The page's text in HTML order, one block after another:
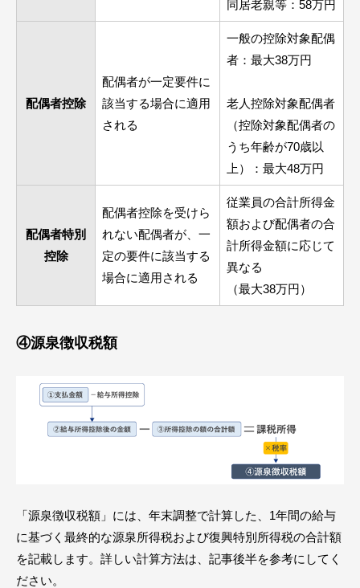
同居老親等：58万円
配偶者控除
配偶者が一定要件に
該当する場合に適用
される
一般の控除対象配偶
者：最大38万円
老人控除対象配偶者
（控除対象配偶者の
うち年齢が70歳以
上）：最大48万円
配偶者特別
控除
配偶者控除を受けら
れない配偶者が、一
定の要件に該当する
場合に適用される
従業員の合計所得金
額および配偶者の合
計所得金額に応じて
異なる
（最大38万円）
④源泉徴収税額
「源泉徴収税額」には、年末調整で計算した、1年間の給与
に基づく最終的な源泉所得税および復興特別所得税の合計額
を記載します。詳しい計算方法は、記事後半を参考にしてく
ださい。